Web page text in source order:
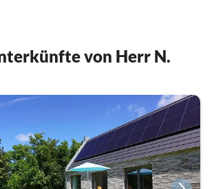
von Herr N.